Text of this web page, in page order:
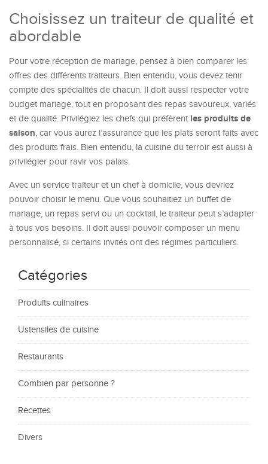
Choisissez un traiteur de qualité et
abordable
Pour votre réception de mariage, pensez à bien comparer les
offres des différents traiteurs. Bien entendu, vous devez tenir
compte des spécialités de chacun. Il doit aussi respecter votre
budget mariage, tout en proposant des repas savoureux, variés
et de qualité. Privilégiez les chefs qui préfèrent les produits de
saison, car vous aurez l’assurance que les plats seront faits avec
des produits frais. Bien entendu, la cuisine du terroir est aussi à
privilégier pour ravir vos palais.
Avec un service traiteur et un chef à domicile, vous devriez
pouvoir choisir le menu. Que vous souhaitiez un buffet de
mariage, un repas servi ou un cocktail, le traiteur peut s’adapter
à tous vos besoins. Il doit aussi pouvoir composer un menu
personnalisé, si certains invités ont des régimes particuliers.
Catégories
Produits culinaires
Ustensiles de cuisine
Restaurants
Combien par personne ?
Recettes
Divers